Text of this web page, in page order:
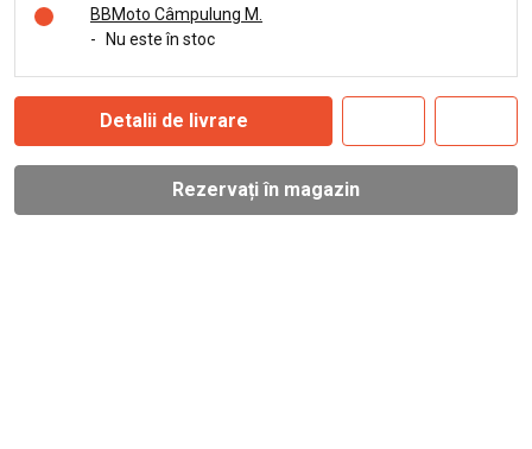
BBMoto Câmpulung M.
-
Nu este în stoc
Detalii de livrare
Rezervați în magazin